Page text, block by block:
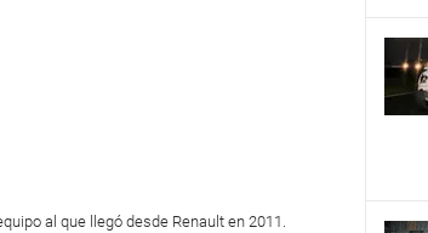
al que llegó desde Renault en 2011.